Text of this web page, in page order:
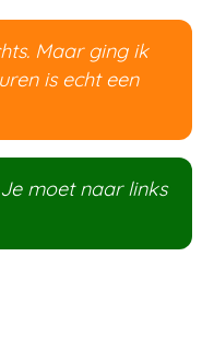
Maar ging ik
is echt een
moet naar links